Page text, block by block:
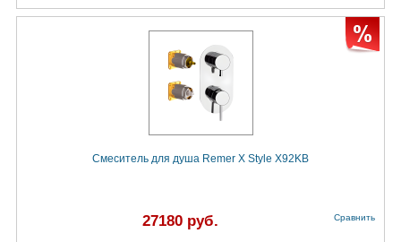
Смеситель для душа Remer X Style X92KB
27180 руб. Сравнить